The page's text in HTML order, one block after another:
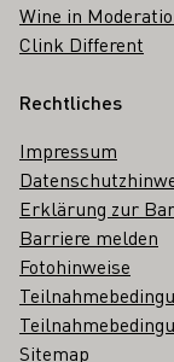
Wine in
Clink Different
Rechtliches
Impressum
Erklärung zur
Barriere melden
Fotohinweise
Sitemap